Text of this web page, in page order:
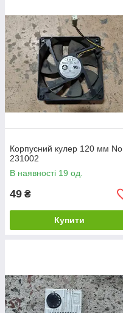
Корпусний кулер 120 мм No
231002
В наявності 19 од.
49 ₴
Купити